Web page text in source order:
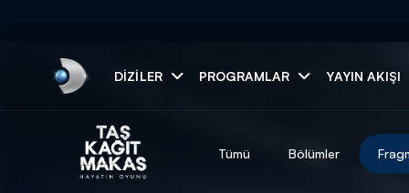
DIZILER PROGRAMLAR YAYIN AKIŞI
ARAMA
Tümü Bölümler